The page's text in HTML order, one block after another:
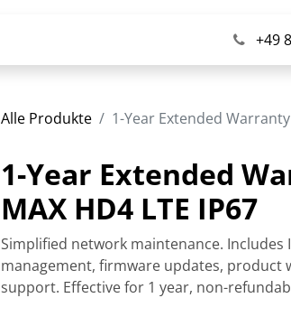
+49
Alle Produkte 1-Year Extended
1-Year Extended
MAX HD4 LTE IP67
Simplified network maintenance. Includes
management, firmware updates, product
support. Effective for 1 year, non-